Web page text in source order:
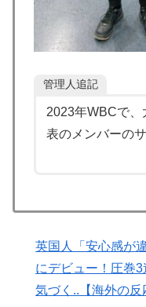
ち歩きな小咄 ～学
「これ以上続ける
を何度も吹き消し
支持を表明「隠す
てしまったディズ
【海外の反応】ア
支持を表明「隠す
管理人追記
2023年WBCで
表のメンバーの
英国人「安心感が
にデビュー！圧巻
気づく..【海外の反